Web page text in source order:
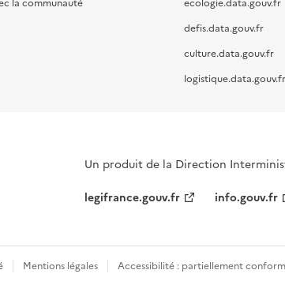
la communauté
ecologie.data.gouv.fr
defis.data.gouv.fr
culture.data.gouv.fr
logistique.data.gouv.fr
Un produit de la Direction
legifrance.gouv.fr
info.gouv.fr
Mentions légales Accessibilité : partiellement